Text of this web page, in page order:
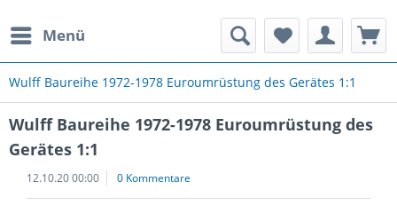
Menü
Wulff Baureihe 1972-1978 Euroumrüstung des Gerätes 1:1
Spielautomaten
Wulff Baureihe 1972-1978 Euroumrüstung des
Gerätes 1:1
12.10.20 00:00 0 Kommentare